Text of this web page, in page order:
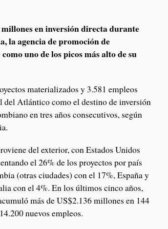
en inversión directa durante
la agencia de promoción de
uno de los picos más alto de su
materializados y 3.581 empleos
del Atlántico como el destino de inversión
en tres años consecutivos, según
del exterior, con Estados Unidos
el 26% de los proyectos por país
(otras ciudades) con el 17%, España y
con el 4%. En los últimos cinco años,
más de US$2.136 millones en 144
nuevos empleos.